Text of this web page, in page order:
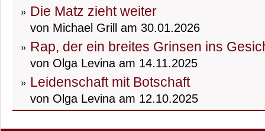
Die Matz zieht weiter
von Michael Grill am 30.01.2026
Rap, der ein breites Grinsen ins
von Olga Levina am 14.11.2025
Leidenschaft mit Botschaft
von Olga Levina am 12.10.2025